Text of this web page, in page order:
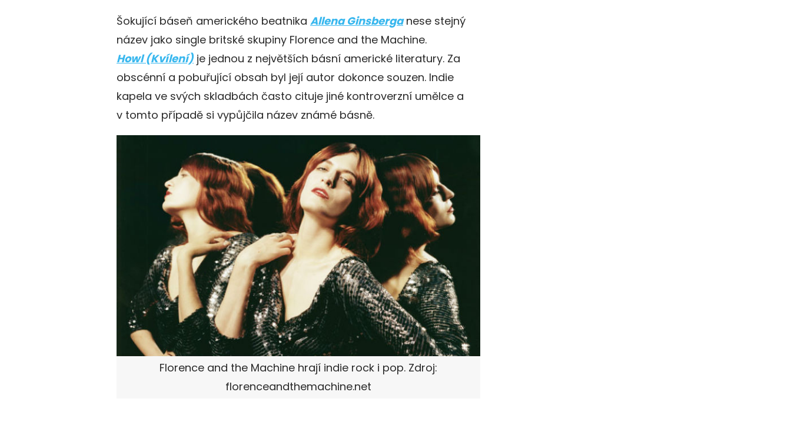
Šokující báseň amerického beatnika Allena Ginsberganese stejný
název jako single britské skupiny Florence and the Machine.
Howl (Kvílení) je jednou z největších básní americké literatury. Za
obscénní a pobuřující obsah byl její autor dokonce souzen. Indie
kapela ve svých skladbách často cituje jiné kontroverzní umělce a
v tomto případě si vypůjčila název známé básně.
Florence and the Machine hrají indie rock i pop. Zdroj:
florenceandthemachine.net